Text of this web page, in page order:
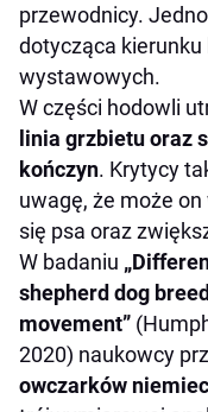
przewodnicy.
dotycząca
wystawowych.
W części hodowli
linia grzbietu oraz
kończyn. Krytycy
uwagę, że może
się psa oraz
W badaniu
shepherd dog
movement”
2020) naukowcy
owczarków